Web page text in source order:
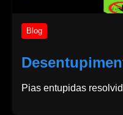
Blog
Pias entupidas